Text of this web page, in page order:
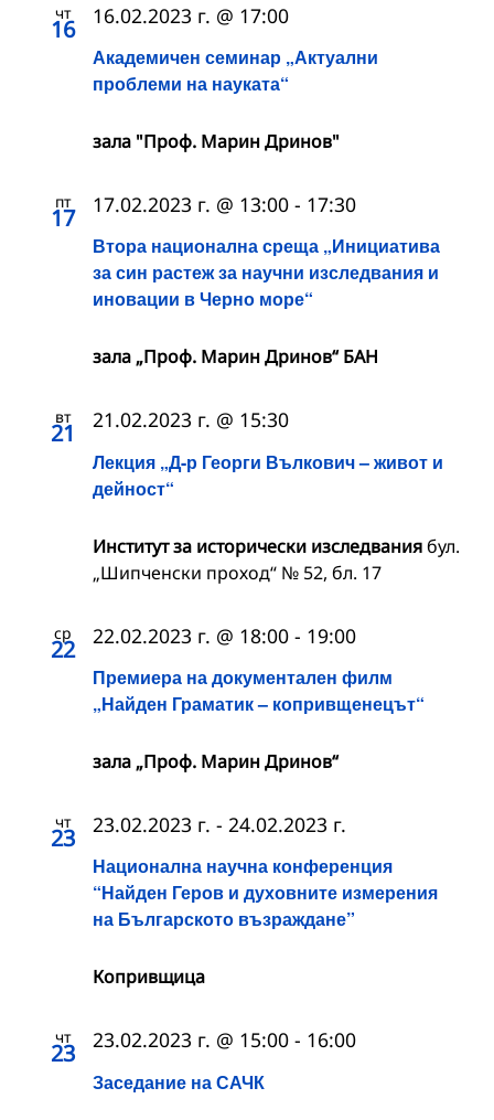
чт
16
Академичен семинар „Актуални
проблеми на науката“
16.02.2023 г. @ 17:00
зала "Проф. Марин Дринов"
пт
17
Втора национална среща „Инициатива
за син растеж за научни изследвания и
иновации в Черно море“
17.02.2023 г. @ 13:00 - 17:30
зала „Проф. Марин Дринов“ БАН
вт
21
Лекция „Д-р Георги Вълкович – живот и
дейност“
21.02.2023 г. @ 15:30
Институт за исторически изследваниябул.
„Шипченски проход“ № 52, бл. 17
ср
22
Премиера на документален филм
„Найден Граматик – копривщенецът“
22.02.2023 г. @ 18:00 - 19:00
зала „Проф. Марин Дринов“
чт
23
Национална научна конференция
“Найден Геров и духовните измерения
на Българското възраждане”
23.02.2023 г. - 24.02.2023 г.
Копривщица
чт
23
Заседание на САЧК
23.02.2023 г. @ 15:00 - 16:00